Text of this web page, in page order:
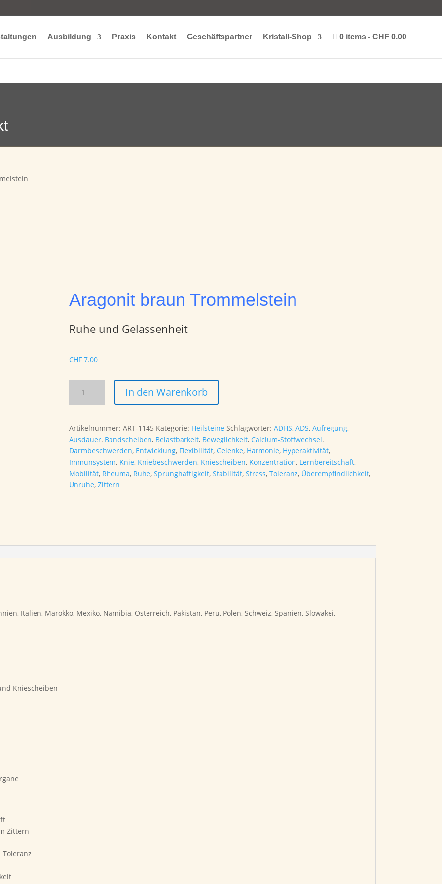
Ausbildung Praxis Kontakt Geschäftspartner Kristall-Shop 0 items CHF 0.00
Aragonit braun Trommelstein
Ruhe und Gelassenheit
CHF 7.00
braun
Trommelstein
Menge
In den Warenkorb
Artikelnummer:ART-1145 Kategorie: Heilsteine Schlagwörter:ADHS,ADS,Aufregung,
Ausdauer, Bandscheiben, Belastbarkeit, Beweglichkeit, Calcium-Stoffwechsel,
Darmbeschwerden, Entwicklung, Flexibilität, Gelenke, Harmonie, Hyperaktivität,
Immunsystem, Knie, Kniebeschwerden, Kniescheiben, Konzentration, Lernbereitschaft,
Mobilität, Rheuma, Ruhe,Sprunghaftigkeit,Stabilität,Stress,Toleranz, Überempfindlichkeit,
Unruhe,Zittern
Italien, Marokko, Mexiko, Namibia, Österreich, Pakistan, Peru, Polen, Schweiz, Spanien, Slowakei,
Kniescheiben
Zittern